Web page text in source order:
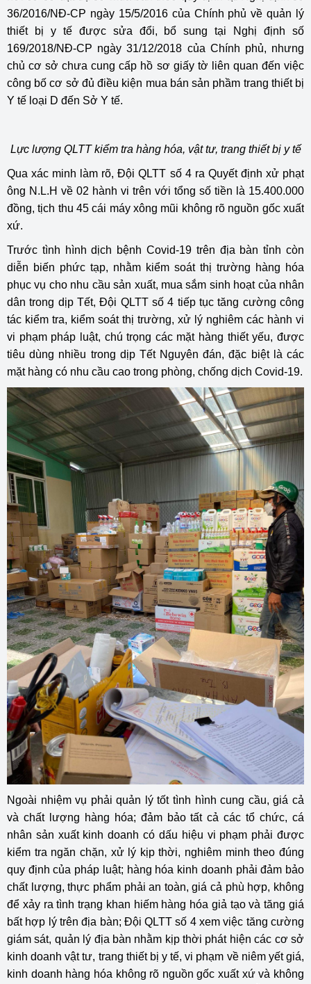
36/2016/NĐ-CP ngày 15/5/2016 của Chính phủ về quản lý
thiết bị y tế được sửa đổi, bổ sung tại Nghị định số
169/2018/NĐ-CP ngày 31/12/2018 của Chính phủ, nhưng
chủ cơ sở chưa cung cấp hồ sơ giấy tờ liên quan đến việc
công bố cơ sở đủ điều kiện mua bán sản phầm trang thiết bị
Y tế loại D đến Sở Y tế.
Lực lượng QLTT kiểm tra hàng hóa, vật tư, trang thiết bị y tế
Qua xác minh làm rõ, Đội QLTT số 4 ra Quyết định xử phạt
ông N.L.H về 02 hành vi trên với tổng số tiền là 15.400.000
đồng, tịch thu 45 cái máy xông mũi không rõ nguồn gốc xuất
xứ.
Trước tình hình dịch bệnh Covid-19 trên địa bàn tỉnh còn
diễn biến phức tạp, nhằm kiểm soát thị trường hàng hóa
phục vụ cho nhu cầu sản xuất, mua sắm sinh hoạt của nhân
dân trong dịp Tết, Đội QLTT số 4 tiếp tục tăng cường công
tác kiểm tra, kiểm soát thị trường, xử lý nghiêm các hành vi
vi phạm pháp luật, chú trọng các mặt hàng thiết yếu, được
tiêu dùng nhiều trong dịp Tết Nguyên đán, đặc biệt là các
mặt hàng có nhu cầu cao trong phòng, chống dịch Covid-19.
Ngoài nhiệm vụ phải quản lý tốt tình hình cung cầu, giá cả
và chất lượng hàng hóa; đảm bảo tất cả các tổ chức, cá
nhân sản xuất kinh doanh có dấu hiệu vi phạm phải được
kiểm tra ngăn chặn, xử lý kịp thời, nghiêm minh theo đúng
quy định của pháp luật; hàng hóa kinh doanh phải đảm bảo
chất lượng, thực phẩm phải an toàn, giá cả phù hợp, không
để xảy ra tình trạng khan hiếm hàng hóa giả tạo và tăng giá
bất hợp lý trên địa bàn; Đội QLTT số 4 xem việc tăng cường
giám sát, quản lý địa bàn nhằm kịp thời phát hiện các cơ sở
kinh doanh vật tư, trang thiết bị y tế, vi phạm về niêm yết giá,
kinh doanh hàng hóa không rõ nguồn gốc xuất xứ và không